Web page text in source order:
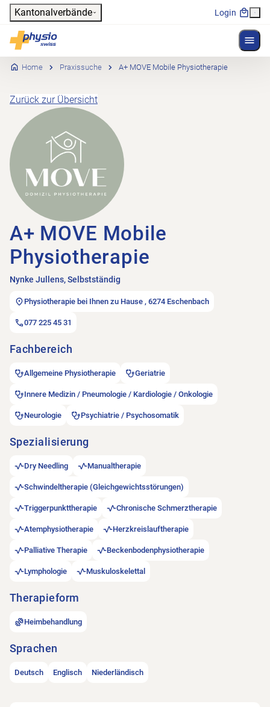
Header
Kantonalverbände Login
Physioswiss
Hauptnavigation
Home Praxissuche A+ MOVE Mobile Physiotherapie
Zurück zur Übersicht
A+ MOVE Mobile
Physiotherapie
Nynke Jullens, Selbstständig
Physiotherapie bei Ihnen zu Hause , 6274 Eschenbach
077 225 45 31
Fachbereich
Allgemeine Physiotherapie Geriatrie
Innere Medizin / Pneumologie / Kardiologie / Onkologie
Neurologie Psychiatrie / Psychosomatik
Spezialisierung
Dry Needling Manualtherapie
Schwindeltherapie (Gleichgewichtsstörungen)
Triggerpunkttherapie Chronische Schmerztherapie
Atemphysiotherapie Herzkreislauftherapie
Palliative Therapie Beckenbodenphysiotherapie
Lymphologie Muskuloskelettal
Therapieform
Heimbehandlung
Sprachen
Deutsch Englisch Niederländisch